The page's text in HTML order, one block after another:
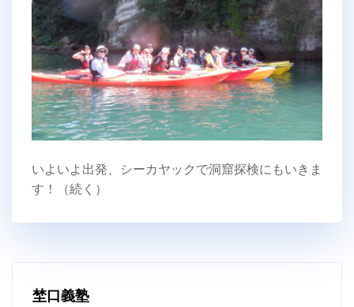
いよいよ出発、シーカヤックで洞窟探検にもいきま
す！（続く）
埜口義塾